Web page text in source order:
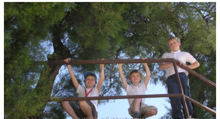
Media
Calendar
Discography
Contact
Soutien
Sponsoring